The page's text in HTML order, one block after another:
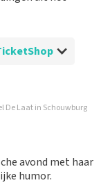
van
is dat de
van wat je
moet
De Laat in Schouwburg
avond met haar
humor.